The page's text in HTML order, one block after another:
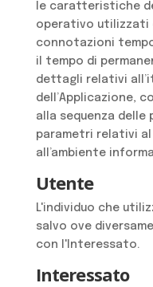
le caratteristiche
operativo utilizzati
connotazioni
il tempo di
dettagli relativi
dell’Applicazione,
alla sequenza
parametri relativi
all’ambiente
Utente
L'individuo che
salvo ove
con l'Interessato.
Interessato